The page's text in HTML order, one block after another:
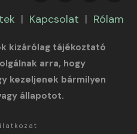
| Kapcsolat | Rólam
kizárólag tájékoztató
arra, hogy
kezeljenek bármilyen
állapotot.